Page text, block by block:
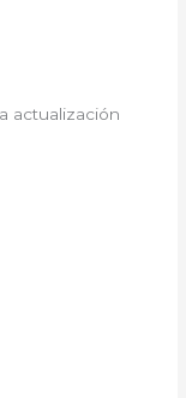
actualización